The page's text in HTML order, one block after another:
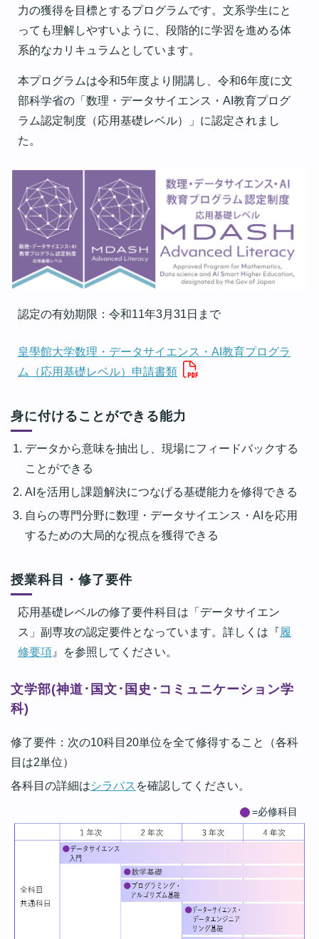
力の獲得を目標とするプログラムです。文系学生にと
っても理解しやすいように、段階的に学習を進める体
系的なカリキュラムとしています。
本プログラムは令和5年度より開講し、令和6年度に文
部科学省の「数理・データサイエンス・AI教育プログ
ラム認定制度（応用基礎レベル）」に認定されまし
た。
認定の有効期限：令和11年3月31日まで
皇學館大学数理・データサイエンス・AI教育プログラ
ム（応用基礎レベル）申請書類
身に付けることができる能力
データから意味を抽出し、現場にフィードバックする
ことができる
AIを活用し課題解決につなげる基礎能力を修得できる
自らの専門分野に数理・データサイエンス・AIを応用
するための大局的な視点を獲得できる
授業科目・修了要件
応用基礎レベルの修了要件科目は「データサイエン
ス」副専攻の認定要件となっています。詳しくは『履
修要項 』を参照してください。
文学部(神道･国文･国史･コミュニケーション学
科)
修了要件：次の10科目20単位を全て修得すること（各科
目は2単位）
各科目の詳細はシラバス を確認してください。
=必修科目